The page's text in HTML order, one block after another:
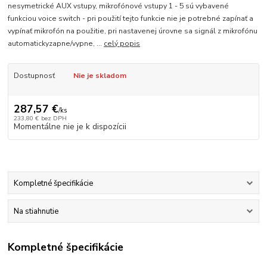
nesymetrické AUX vstupy, mikrofónové vstupy 1 - 5 sú vybavené
funkciou voice switch - pri použití tejto funkcie nie je potrebné zapínať a
vypínať mikrofón na použitie, pri nastavenej úrovne sa signál z mikrofónu
automatickyzapne/vypne, ... celý popis
Dostupnosť Nie je skladom
287,57 €/ks
233,80 € bez DPH
Momentálne nie je k dispozícii
Kompletné špecifikácie
Na stiahnutie
Kompletné špecifikácie